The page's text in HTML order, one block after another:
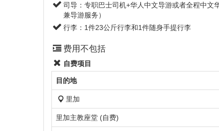
司导：专职巴士司机+华人中文导游或者全程中
兼导游服务）
行李：1件23公斤行李和1件随身手提行李
费用不包括
自费项目
目的地
里加
里加主教座堂 (自费)